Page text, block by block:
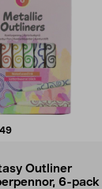
49recensioner
Outliner
6-pack
5 stjärnor